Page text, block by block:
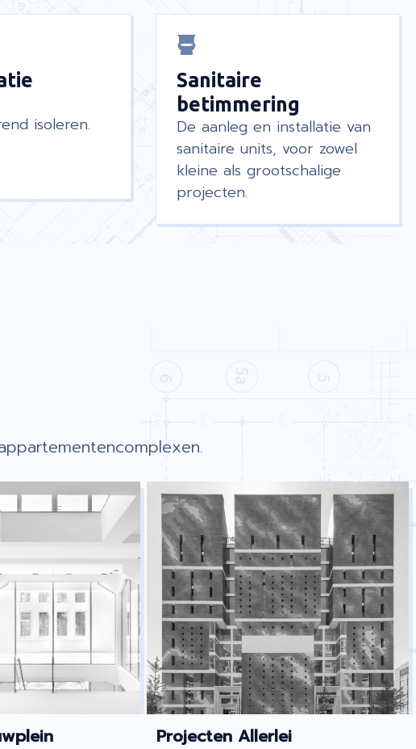
isoleren.
Sanitaire
betimmering
De aanleg en installatie van
sanitaire units, voor zowel
kleine als grootschalige
projecten.
Projecten Allerlei